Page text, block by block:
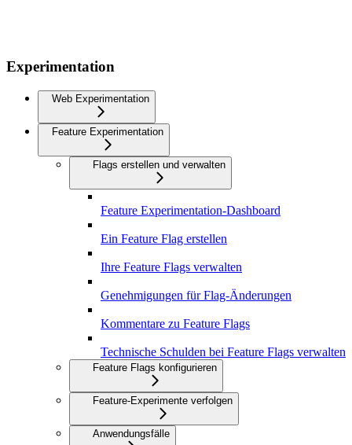
Experimentation
Web Experimentation
Feature Experimentation
Flags erstellen und verwalten
Feature Experimentation-Dashboard
Ein Feature Flag erstellen
Ihre Feature Flags verwalten
Genehmigungen für Flag-Änderungen
Kommentare zu Feature Flags
Technische Schulden bei Feature Flags verwalten
Feature Flags konfigurieren
Feature-Experimente verfolgen
Anwendungsfälle